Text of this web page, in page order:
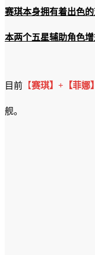
赛琪本身拥有着出色
本两个五星辅助角色
目前 【赛琪】+【菲娜
舰。